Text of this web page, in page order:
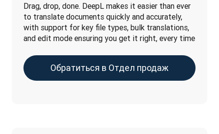
Drag, drop, done. DeepL makes it easier than ever
to translate documents quickly and accurately,
with support for key file types, bulk translations,
and edit mode ensuring you get it right, every time
Обратиться в Отдел продаж